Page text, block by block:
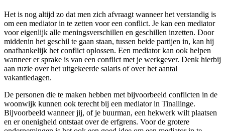
Het is nog altijd zo dat men zich afvraagt wanneer het verstandig is
om een mediator in te zetten voor een conflict. Je kan een mediator
voor eigenlijk alle meningsverschillen en geschillen inzetten. Door
middenin het geschil te gaan staan, tussen beide partijen in, kan hij
onafhankelijk het conflict oplossen. Een mediator kan ook helpen
wanneer er sprake is van een conflict met je werkgever. Denk hierbij
aan ruzie over het uitgekeerde salaris of over het aantal
vakantiedagen.
De personen die te maken hebben met bijvoorbeeld conflicten in de
woonwijk kunnen ook terecht bij een mediator in Tinallinge.
Bijvoorbeeld wanneer jij, of je buurman, een hekwerk wilt plaatsen
en er onenigheid ontstaat over de erfgrens. Voor de grotere